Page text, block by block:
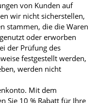
von Kunden auf
wir nicht sicherstellen,
stammen, die die Waren
oder erworben
der Prüfung des
festgestellt werden,
werden nicht
Mit dem
Sie 10 % Rabatt für Ihre